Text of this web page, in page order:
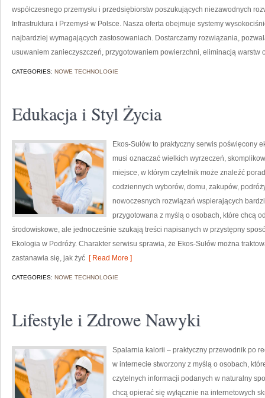
współczesnego przemysłu i przedsiębiorstw poszukujących niezawodnych
Infrastruktura i Przemysł w Polsce. Nasza oferta obejmuje systemy
najbardziej wymagających zastosowaniach. Dostarczamy rozwiązania,
usuwaniem zanieczyszczeń, przygotowaniem powierzchni, eliminacją warstw
CATEGORIES: NOWE TECHNOLOGIE
Edukacja i Styl Życia
Ekos-Sułów to praktyczny serwis poświęcony
musi oznaczać wielkich wyrzeczeń,
miejsce, w którym czytelnik może znaleźć
codziennych wyborów, domu, zakupów,
nowoczesnych rozwiązań wspierających
przygotowana z myślą o osobach, które chcą
środowiskowe, ale jednocześnie szukają treści napisanych w przystępny
Ekologia w Podróży. Charakter serwisu sprawia, że Ekos-Sułów można
zastanawia się, jak żyć [ Read More ]
CATEGORIES: NOWE TECHNOLOGIE
Lifestyle i Zdrowe Nawyki
Spalarnia kalorii – praktyczny przewodnik po
w internecie stworzony z myślą o osobach,
czytelnych informacji podanych w naturalny
chcą opierać się wyłącznie na internetowych